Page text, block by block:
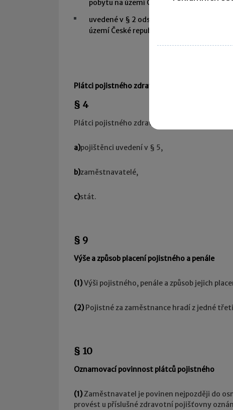
pobytu na území České republiky,
uvedené v § 2 odst. 1 písm. b) bodě 11
území České republiky nebo dnem
Plátci pojistného zdravotního pojištění
§ 4
Plátci pojistného zdravotního pojištění (dále
a)pojištěnci uvedení v § 5,
b)zaměstnavatelé,
c)stát.
§ 9
Výše a způsob placení pojistného a penále
(1)Výši pojistného, penále a způsob jejich
(2)Pojistné za zaměstnance hradí z jedné
§ 10
Oznamovací povinnost plátců pojistného
(1)Zaměstnavatel je povinen nejpozději do
provést u příslušné zdravotní pojišťovny